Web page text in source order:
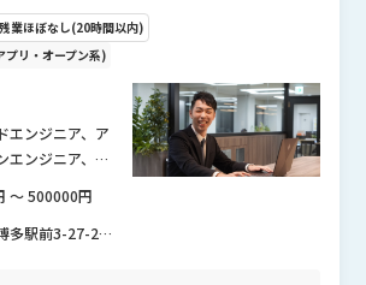
残業ほぼなし(20時間以内)
リ・オープン系)
エンジニア、ア
エンジニア、サ
、プログラマ
トマネージャー
〜 500000円
多駅前3-27-25